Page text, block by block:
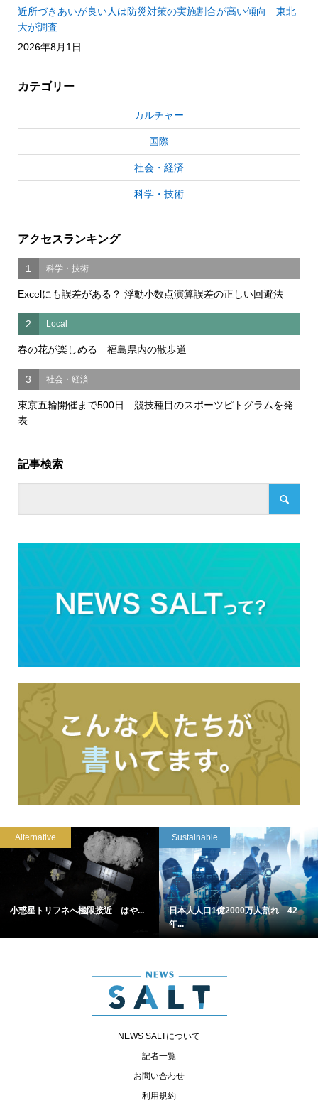
近所づきあいが良い人は防災対策の実施割合が高い傾向 東北
大が調査
2026年8月1日
カテゴリー
カルチャー
国際
社会・経済
科学・技術
アクセスランキング
1 科学・技術
Excelにも誤差がある？ 浮動小数点演算誤差の正しい回避法
2 Local
春の花が楽しめる 福島県内の散歩道
3 社会・経済
東京五輪開催まで500日 競技種目のスポーツピトグラムを発
表
記事検索
Alternative
小惑星トリフネへ極限接近 はや...
Sustainable
日本人人口1億2000万人割れ 42
年...
NEWS SALTについて
記者一覧
お問い合わせ
利用規約